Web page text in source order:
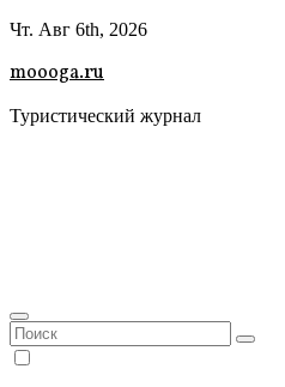
Чт. Авг 6th, 2026
moooga.ru
Туристический журнал